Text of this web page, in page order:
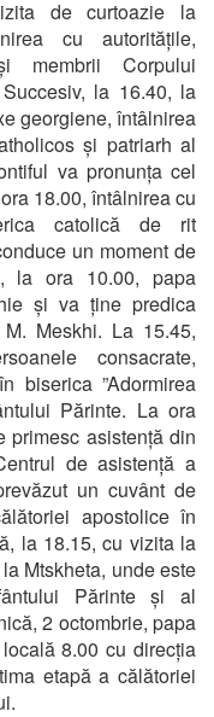
de curtoazie la
cu autoritățile,
membrii Corpului
la 16.40, la
georgiene, întâlnirea
și patriarh al
va pronunța cel
18.00, întâlnirea cu
catolică de rit
un moment de
la ora 10.00, papa
și va ține predica
Meskhi. La 15.45,
consacrate,
biserica ”Adormirea
Părinte. La ora
primesc asistență din
de asistență a
un cuvânt de
apostolice în
la 18.15, cu vizita la
Mtskheta, unde este
Părinte și al
2 octombrie, papa
8.00 cu direcția
etapă a călătoriei